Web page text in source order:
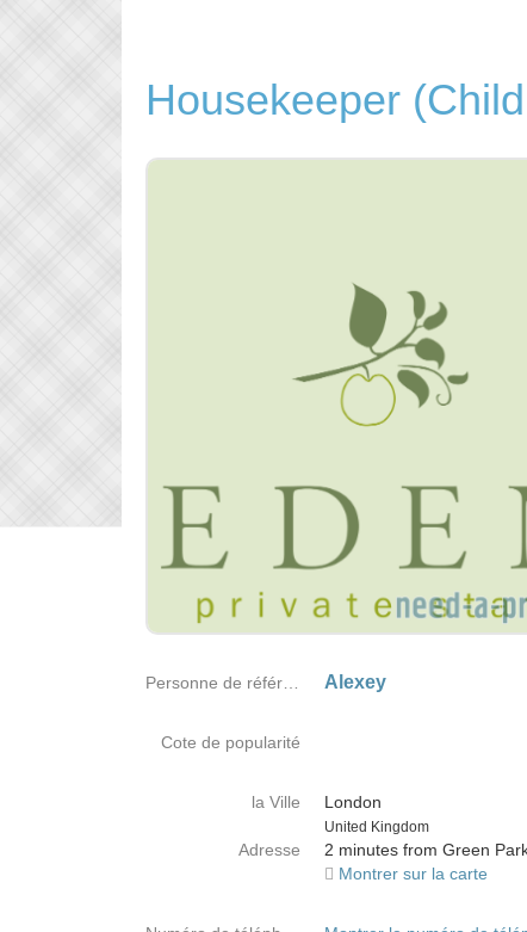
Housekeeper
Alexey
Cote de popularité
la Ville
London
Country
United Kingdom
Adresse
2 minutes from Green
Montrer sur la carte